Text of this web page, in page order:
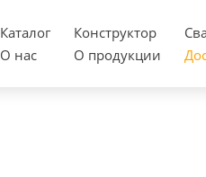
Каталог Конструктор
О нас
О продукции